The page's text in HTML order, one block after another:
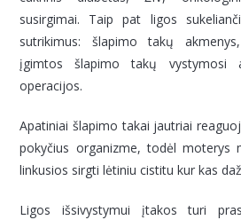
susirgimai. Taip pat ligos
sutrikimus: šlapimo takų
įgimtos šlapimo takų vystymosi
operacijos.
Apatiniai šlapimo takai jautriai
pokyčius organizme, todėl moterys
linkusios sirgti lėtiniu cistitu kur kas
Ligos išsivystymui įtakos turi